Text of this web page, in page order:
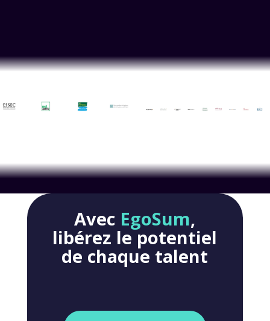
Avec EgoSum,
libérez le potentiel
de chaque talent